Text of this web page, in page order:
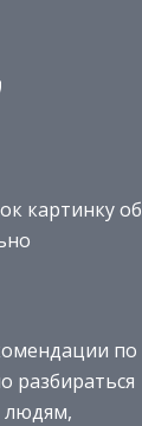
картинку об
по
разбираться
людям,